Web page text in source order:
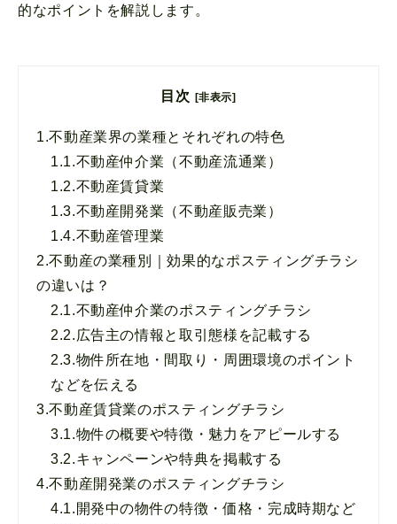
的なポイントを解説します。
目次 [非表示]
1.不動産業界の業種とそれぞれの特色
1.1.不動産仲介業（不動産流通業）
1.2.不動産賃貸業
1.3.不動産開発業（不動産販売業）
1.4.不動産管理業
2.不動産の業種別｜効果的なポスティングチラシ
の違いは？
2.1.不動産仲介業のポスティングチラシ
2.2. 広告主の情報と取引態様を記載する
2.3.物件所在地・間取り・周囲環境のポイント
などを伝える
3.不動産賃貸業のポスティングチラシ
3.1.物件の概要や特徴・魅力をアピールする
3.2.キャンペーンや特典を掲載する
4.不動産開発業のポスティングチラシ
4.1. 開発中の物件の特徴・価格・完成時期など